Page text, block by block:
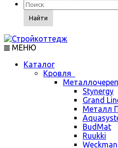
Найти
МЕНЮ
Каталог
Кровля
Stynergy
Grand
Металл
BudMat
Ruukki
Weckman